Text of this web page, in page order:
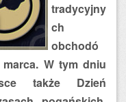
tradycyjny
ch
obchodó
W tym dniu
także Dzień